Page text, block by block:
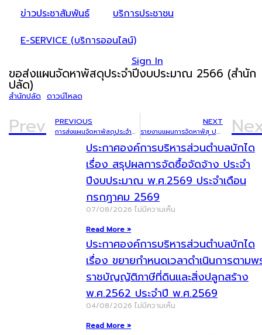
ข่าวประชาสัมพันธ์
บริการประชาชน
E-SERVICE (บริการออนไลน์)
Sign In
ขอส่งแผนจัดหาพัสดุประจำปีงบประมาณ 2566 (สำนัก
ปลัด)
สำนักปลัด ดาวน์โหลด
Prev PREVIOUS
การส่งแผนจัดหาพัสดุประจำปีงบประมาณ พ.ศ. 2566 (กองคลัง)
NEXT
รายงานแผนการจัดหาพัสุ ประจำปีงบประมาณ พ.ศ.2566 (กองศึกษาฯ)
ประกาศองค์การบริหารส่วนตำบลบักได
เรื่อง สรุปผลการจัดซื้อจัดจ้าง ประจำ
ปีงบประมาณ พ.ศ.2569 ประจำเดือน
กรกฎาคม 2569
07/08/2026 ไม่มีความเห็น
Read More »
ประกาศองค์การบริหารส่วนตำบลบักได
เรื่อง ขยายกำหนดเวลาดำเนินการตามพ
ราชบัญญัติภาษีที่ดินและสิ่งปลูกสร้าง
พ.ศ.2562 ประจำปี พ.ศ.2569
04/08/2026 ไม่มีความเห็น
Read More »